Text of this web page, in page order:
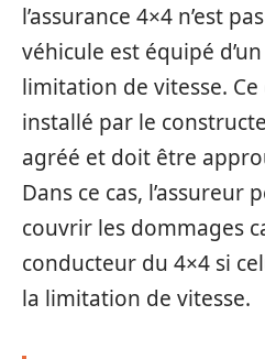
l’assurance 4×4 n’est
véhicule est équipé
limitation de vitesse.
installé par le
agréé et doit être
Dans ce cas, l’assureur
couvrir les dommages
conducteur du 4×4 si
la limitation de vitesse.